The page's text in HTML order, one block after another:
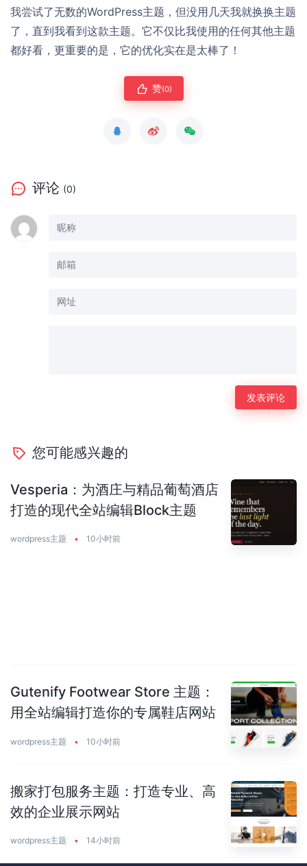
我尝试了无数的WordPress主题，但没用几天我就换换主题
了，直到我看到这款主题。它不仅比我使用的任何其他主题
都好看，更重要的是，它的优化实在是太棒了！
赞(0)
评论 (0)
您可能感兴趣的
Vesperia：为酒庄与精品葡萄酒店
打造的现代全站编辑Block主题
wordpress主题 • 10小时前
Gutenify Footwear Store 主题：
用全站编辑打造你的专属鞋店网站
wordpress主题 • 10小时前
搬家打包服务主题：打造专业、高
效的企业展示网站
wordpress主题 • 14小时前